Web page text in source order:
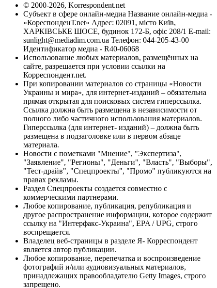
© 2000-2026, Korrespondent.net
Субъект в сфере онлайн-медиа Название онлайн-медиа -
«КореспонденТ.net» Адрес: 02091, місто Київ,
ХАРКІВСЬКЕ ШОСЕ, будинок 172-Б, офіс 208/1 E-mail:
sunlight@mediadim.com.ua Телефон: 044-205-43-00
Идентификатор медиа - R40-06068
Использование любых материалов, размещённых на
сайте, разрешается при условии ссылки на
Корреспондент.net.
При копировании материалов со страницы «Новости
Украины и мира», для интернет-изданий – обязательна
прямая открытая для поисковых систем гиперссылка.
Ссылка должна быть размещена в независимости от
полного либо частичного использования материалов.
Гиперссылка (для интернет- изданий) – должна быть
размещена в подзаголовке или в первом абзаце
материала.
Новости с пометками "Мнение", "Экспертиза",
"Заявление", "Регионы", "Деньги", "Власть", "Выборы",
"Тест-драйв", "Спецпроекты", "Промо" публикуются на
правах рекламы.
Раздел Спецпроекты создается совместно с
коммерческими партнерами.
Любое копирование, публикация, републикация и
другое распространение информации, которое содержит
ссылку на "Интерфакс-Украина", EPA / UPG, строго
воспрещается.
Владелец веб-страницы в разделе Я- Корреспондент
является автор публикации.
Любое копирование, перепечатка и воспроизведение
фотографий и/или аудиовизуальных материалов,
принадлежащих правообладателю Getty Images, строго
запрещено.